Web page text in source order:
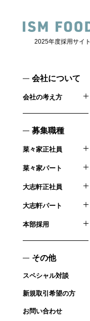
2025年度採用サイト
会社について
会社の考え方
募集職種
菜々家正社員
菜々家パート
大志軒正社員
大志軒パート
本部採用
その他
スペシャル対談
新規取引希望の方
お問い合わせ